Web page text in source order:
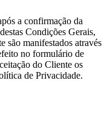
a confirmação da
Condições Gerais,
são manifestados através
no formulário de
do Cliente os
de Privacidade.